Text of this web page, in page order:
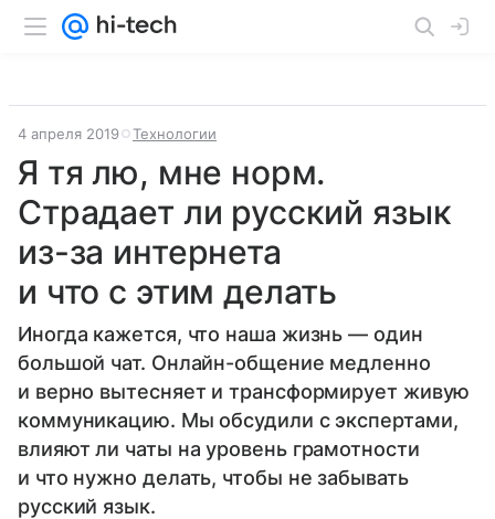
4 апреля 2019 Технологии
Я тя лю, мне норм.
Страдает ли русский язык
из-за интернета
и что с этим делать
Иногда кажется, что наша жизнь — один
большой чат. Онлайн-общение медленно
и верно вытесняет и трансформирует живую
коммуникацию. Мы обсудили с экспертами,
влияют ли чаты на уровень грамотности
и что нужно делать, чтобы не забывать
русский язык.